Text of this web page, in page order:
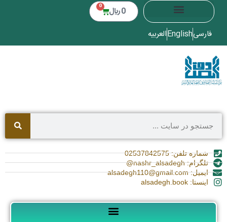
0 ﷼ 0
فارسیEnglishالعربیه
شماره تلفن: 02537842575
تلگرام: nashr_alsadegh@
ایمیل: alsadegh110@gmail.com
اینستا: alsadegh.book